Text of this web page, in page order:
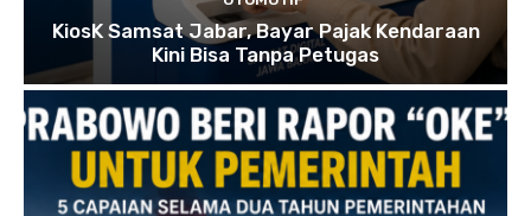
KiosK Samsat Jabar, Bayar Pajak Kendaraan
Kini Bisa Tanpa Petugas